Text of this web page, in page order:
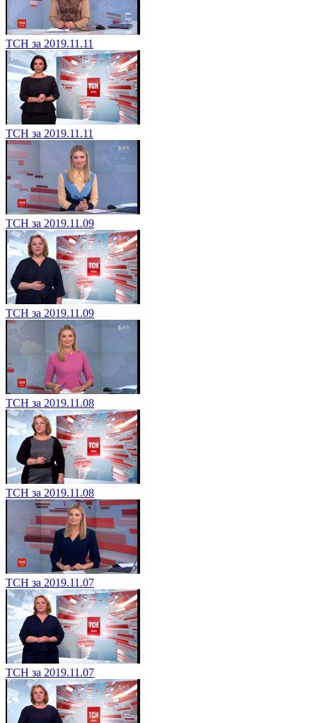
ТСН за 2019.11.11
ТСН за 2019.11.11
ТСН за 2019.11.09
ТСН за 2019.11.09
ТСН за 2019.11.08
ТСН за 2019.11.08
ТСН за 2019.11.07
ТСН за 2019.11.07